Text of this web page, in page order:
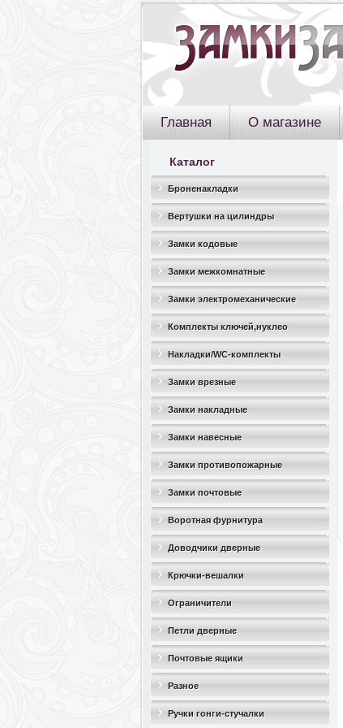
Главная О магазине
Каталог
Броненакладки
Вертушки на цилиндры
Замки кодовые
Замки межкомнатные
Замки электромеханические
Комплекты ключей,нуклео
Накладки/WC-комплекты
Замки врезные
Замки накладные
Замки навесные
Замки противопожарные
Замки почтовые
Воротная фурнитура
Доводчики дверные
Крючки-вешалки
Ограничители
дверные(стопоры)
Петли дверные
Почтовые ящики
Разное
Ручки гонги-стучалки